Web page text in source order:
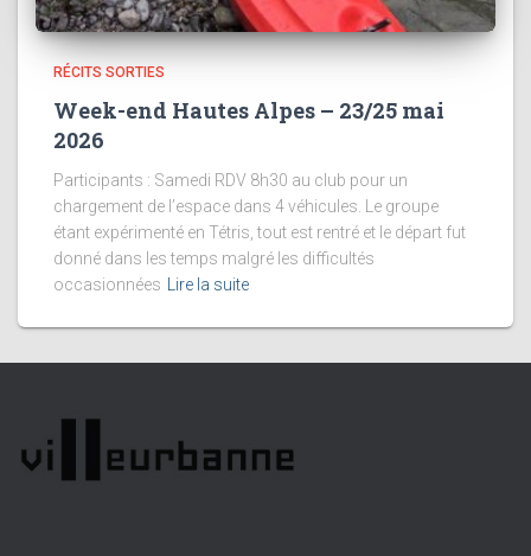
RÉCITS SORTIES
Week-end Hautes Alpes – 23/25 mai
2026
Participants : Samedi RDV 8h30 au club pour un
chargement de l’espace dans 4 véhicules. Le groupe
étant expérimenté en Tétris, tout est rentré et le départ fut
donné dans les temps malgré les difficultés
occasionnées
Lire la suite